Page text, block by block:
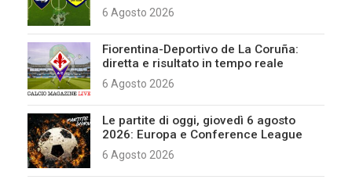
6 Agosto 2026
Fiorentina-Deportivo de La Coruña:
diretta e risultato in tempo reale
6 Agosto 2026
Le partite di oggi, giovedì 6 agosto
2026: Europa e Conference League
6 Agosto 2026